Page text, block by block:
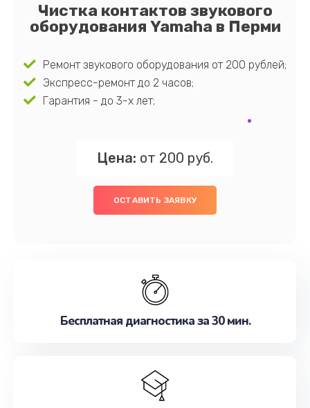
Чистка контактов звукового
оборудования Yamaha в Перми
Ремонт звукового оборудования от 200 рублей;
Экспресс-ремонт до 2 часов;
Гарантия - до 3-х лет;
Цена: от 200 руб.
ОСТАВИТЬ ЗАЯВКУ
Бесплатная диагностика за 30 мин.